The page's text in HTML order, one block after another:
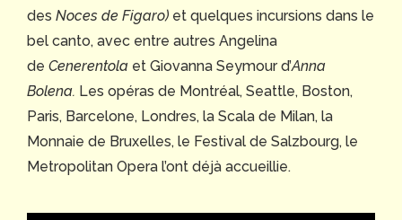
des Noces de Figaro) et quelques incursions dans le
bel canto, avec entre autres Angelina
de Cenerentola et Giovanna Seymour d’Anna
Bolena. Les opéras de Montréal, Seattle, Boston,
Paris, Barcelone, Londres, la Scala de Milan, la
Monnaie de Bruxelles, le Festival de Salzbourg, le
Metropolitan Opera l’ont déjà accueillie.